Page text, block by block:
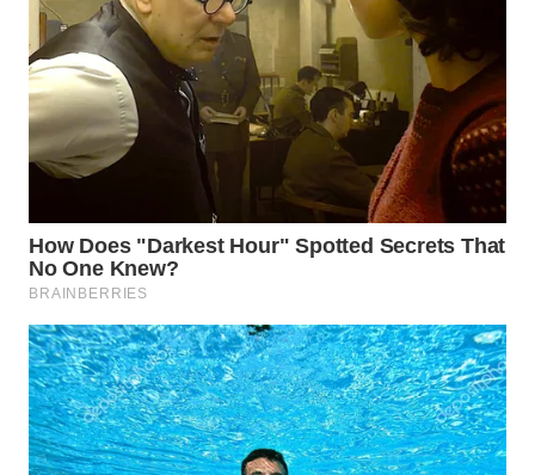
WN
INDRAMAYU
WN
KUNINGAN
MAJALENGKA
WN
WN
SUKABUMI
WN